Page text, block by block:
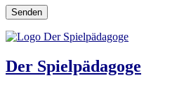
Der Spielpädagoge